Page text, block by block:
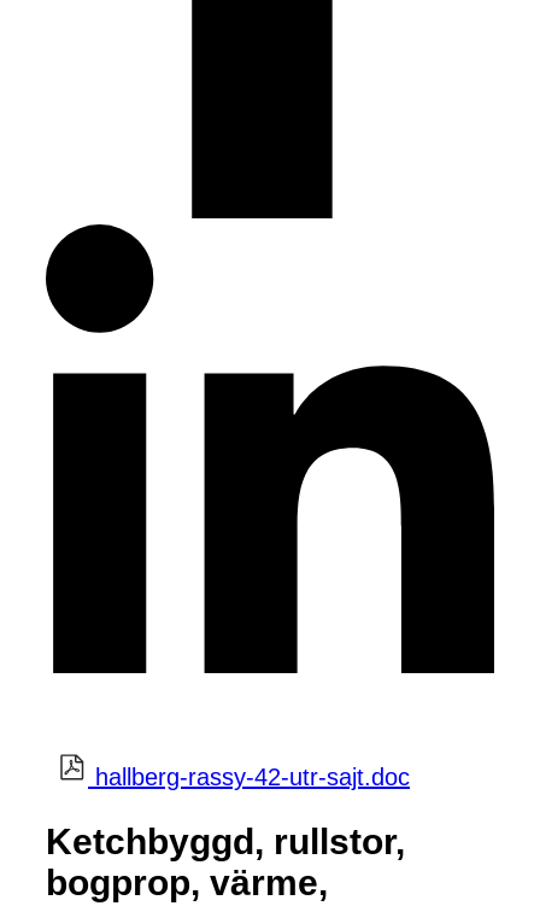
hallberg-rassy-42-utr-sajt.doc
Ketchbyggd, rullstor,
bogprop, värme,